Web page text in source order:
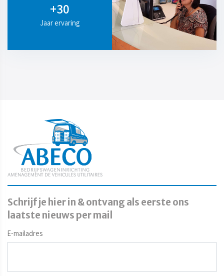
+30
Jaar ervaring
Schrijf je hier in & ontvang als eerste ons
laatste nieuws per mail
E-mailadres